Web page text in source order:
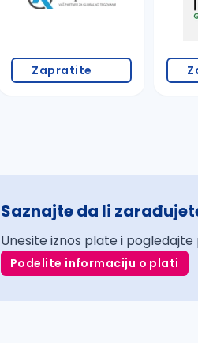
Zapratite
Saznajte da li
Unesite iznos plate i pogledajte
Podelite informaciju o plati